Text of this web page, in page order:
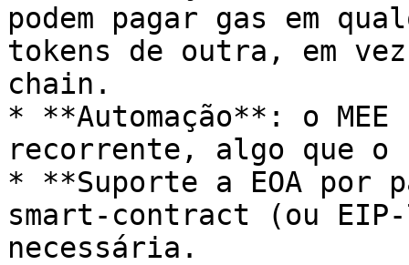
podem pagar gas em
tokens de outra, em
chain.
* **Automação**: o MEE
recorrente, algo que o
* **Suporte a EOA por
smart-contract (ou
necessária.